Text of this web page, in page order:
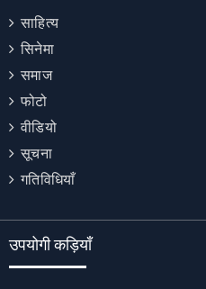
साहित्य
सिनेमा
समाज
फोटो
वीडियो
सूचना
गतिविधियाँ
उपयोगी कड़ियाँ